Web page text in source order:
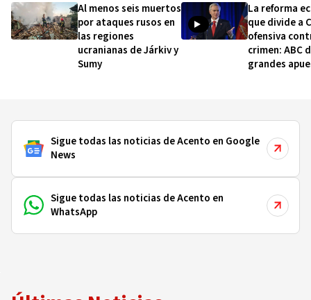
Al menos seis muertos
por ataques rusos en
las regiones
ucranianas de Járkiv y
Sumy
La reforma
que divide a
ofensiva
crimen: ABC
grandes
Sigue todas las noticias de Acento en Google
News
Sigue todas las noticias de Acento en
WhatsApp